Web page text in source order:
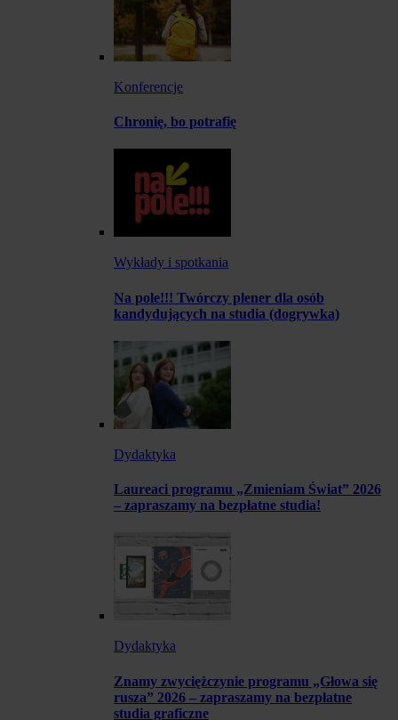
Konferencje
Chronię, bo potrafię
Wykłady i spotkania
Na pole!!! Twórczy plener dla osób
kandydujących na studia (dogrywka)
Dydaktyka
Laureaci programu „Zmieniam Świat” 2026
– zapraszamy na bezpłatne studia!
Dydaktyka
Znamy zwyciężczynie programu „Głowa się
rusza” 2026 – zapraszamy na bezpłatne
studia graficzne